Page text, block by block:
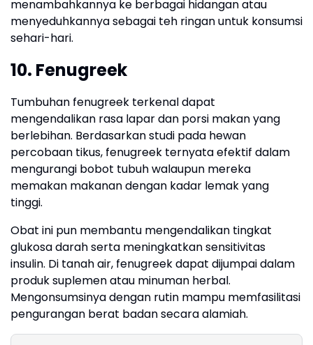
menambahkannya ke berbagai hidangan atau
menyeduhkannya sebagai teh ringan untuk konsumsi
sehari-hari.
10. Fenugreek
Tumbuhan fenugreek terkenal dapat
mengendalikan rasa lapar dan porsi makan yang
berlebihan. Berdasarkan studi pada hewan
percobaan tikus, fenugreek ternyata efektif dalam
mengurangi bobot tubuh walaupun mereka
memakan makanan dengan kadar lemak yang
tinggi.
Obat ini pun membantu mengendalikan tingkat
glukosa darah serta meningkatkan sensitivitas
insulin. Di tanah air, fenugreek dapat dijumpai dalam
produk suplemen atau minuman herbal.
Mengonsumsinya dengan rutin mampu memfasilitasi
pengurangan berat badan secara alamiah.